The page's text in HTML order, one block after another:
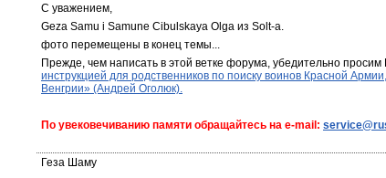
С уважением,
Geza Samu i Samune Cibulskaya Olga из Solt-а.
фото перемещены в конец темы...
Прежде, чем написать в этой ветке форума, убедительно просим
инструкцией для родственников по поиску воинов Красной
Венгрии» (Андрей Оголюк).
По увековечиванию памяти обращайтесь на e-mail:
Геза Шаму